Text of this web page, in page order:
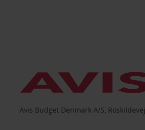
Avis Budget Denmark A/S,